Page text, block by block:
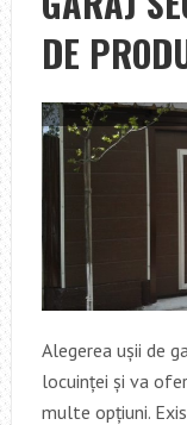
DE
Alegerea ușii de
locuinței și va
multe opțiuni.